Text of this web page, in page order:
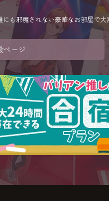
も邪魔されない豪華なお部屋で大
ページ